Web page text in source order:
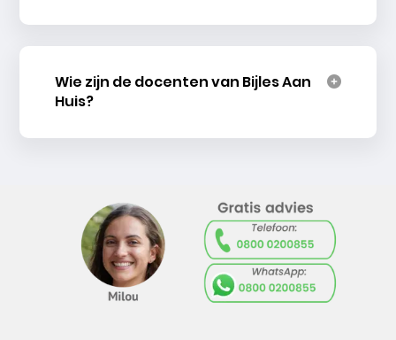
Wie zijn de docenten van Bijles Aan
Huis?